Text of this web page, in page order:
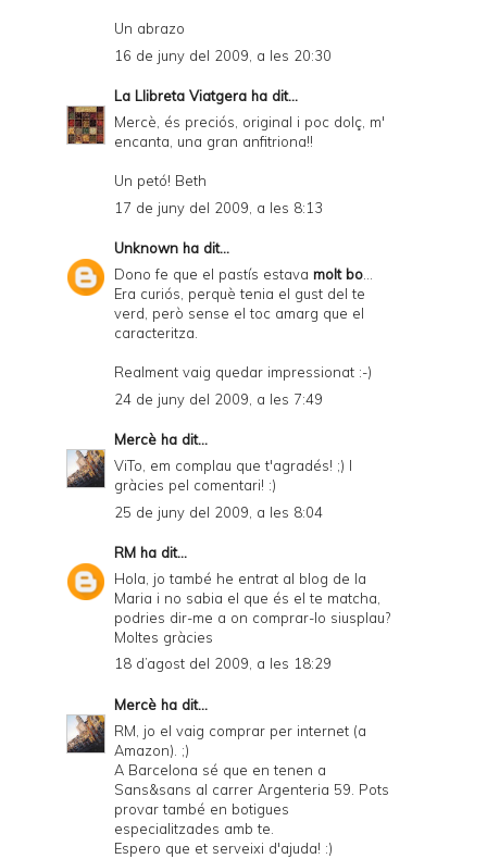
Un abrazo
16 de juny del 2009, a les 20:30
La Llibreta Viatgera ha dit...
Mercè, és preciós, original i poc dolç, m'
encanta, una gran anfitriona!!
Un petó! Beth
17 de juny del 2009, a les 8:13
Unknown ha dit...
Dono fe que el pastís estava molt bo
Era curiós, perquè tenia el gust del te
verd, però sense el toc amarg que el
caracteritza.
Realment vaig quedar impressionat :-)
24 de juny del 2009, a les 7:49
Mercè ha dit...
ViTo, em complau que t'agradés! ;) I
gràcies pel comentari! :)
25 de juny del 2009, a les 8:04
RM ha dit...
Hola, jo també he entrat al blog de la
Maria i no sabia el que és el te matcha,
podries dir-me a on comprar-lo siusplau?
Moltes gràcies
18 d’agost del 2009, a les 18:29
Mercè ha dit...
RM, jo el vaig comprar per internet (a
Amazon). ;)
A Barcelona sé que en tenen a
Sans&sans al carrer Argenteria 59. Pots
provar també en botigues
especialitzades amb te.
Espero que et serveixi d'ajuda! :)